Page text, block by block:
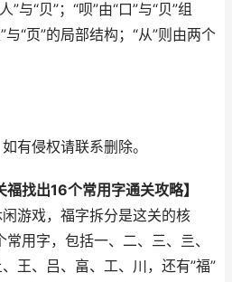
与“贝”；“呗”由“口”与“贝”组
与“页”的局部结构；“从”则由两个
有侵权请联系删除。
福找出16个常用字通关攻略】
闲游戏，福字拆分是这关的核
用字，包括一、二、三、亖、
王、吕、畗、工、川，还有”福”